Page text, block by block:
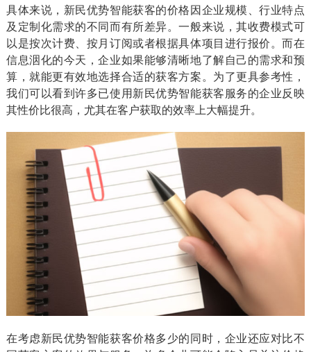
具体来说，新民优势智能获客的价格因企业规模、行业特点
及定制化需求的不同而有所差异。一般来说，其收费模式可
以是按次计费、按月订阅或者根据具体项目进行报价。而在
信息洇化的今天，企业如果能够清晰地了解自己的需求和预
算，就能更有效地选择合适的获客方案。为了更具参考性，
我们可以看到许多已使用新民优势智能获客服务的企业反映
其性价比很高，尤其在客户获取的效率上大幅提升。
在考虑新民优势智能获客价格多少的同时，企业还应对比不